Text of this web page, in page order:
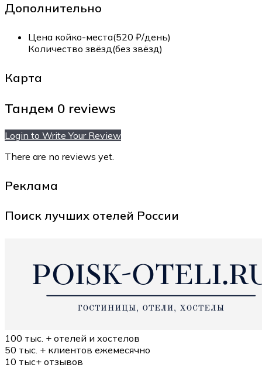
Дополнительно
Цена койко-места(520 ₽/день)
Количество звёзд(без звёзд)
Карта
Тандем 0 reviews
Login to Write Your Review
There are no reviews yet.
Реклама
Поиск лучших отелей России
100 тыс. + отелей и хостелов
50 тыс. + клиентов ежемесячно
10 тыс+ отзывов